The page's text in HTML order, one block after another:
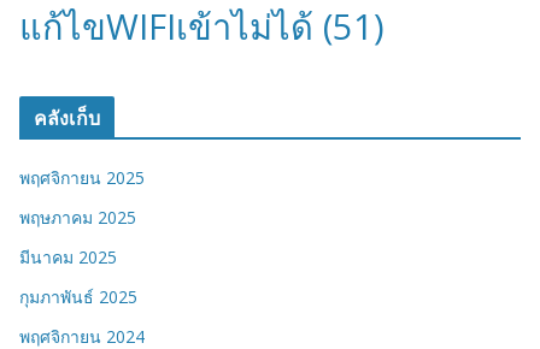
แก้ไขWIFIเข้าไม่ได้ (51)
คลังเก็บ
พฤศจิกายน 2025
พฤษภาคม 2025
มีนาคม 2025
กุมภาพันธ์ 2025
พฤศจิกายน 2024